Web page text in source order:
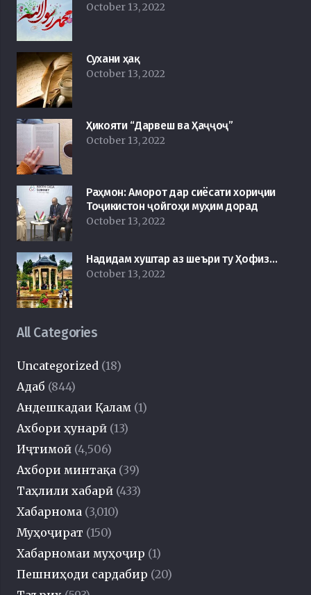
October 13, 2022
Сухани ҳақ
October 13, 2022
Ҳикояти “Дарвеш ва Ҳаҷҷоҷ”
October 13, 2022
Раҳмон: Аморот дар сиёсати хориҷии
Тоҷикистон ҷойгоҳи муҳим дорад
October 13, 2022
Надидам хуштар аз шеъри ту Ҳофиз…
October 13, 2022
All Categories
Uncategorized (18)
Адаб (844)
Андешкадаи Қалам (1)
Ахбори ҳунарӣ (13)
Иҷтимоӣ (4,506)
Ахбори минтақа (39)
Таҳлили хабарӣ (433)
Хабарнома (3,010)
Муҳоҷират (150)
Хабарномаи муҳоҷир (1)
Пешниҳоди сардабир (20)